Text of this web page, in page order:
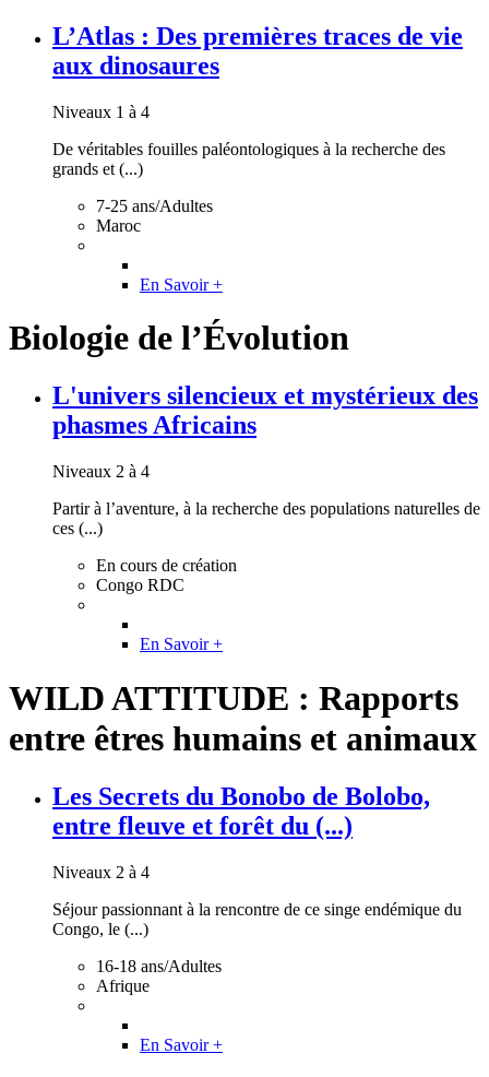
L’Atlas : Des premières traces de vie
aux dinosaures
Niveaux 1 à 4
De véritables fouilles paléontologiques à la recherche des
grands et (...)
7-25 ans/Adultes
Maroc
En Savoir +
Biologie de l’Évolution
L'univers silencieux et mystérieux des
phasmes Africains
Niveaux 2 à 4
Partir à l’aventure, à la recherche des populations naturelles de
ces (...)
En cours de création
Congo RDC
En Savoir +
WILD ATTITUDE : Rapports
entre êtres humains et animaux
Les Secrets du Bonobo de Bolobo,
entre fleuve et forêt du (...)
Niveaux 2 à 4
Séjour passionnant à la rencontre de ce singe endémique du
Congo, le (...)
16-18 ans/Adultes
Afrique
En Savoir +